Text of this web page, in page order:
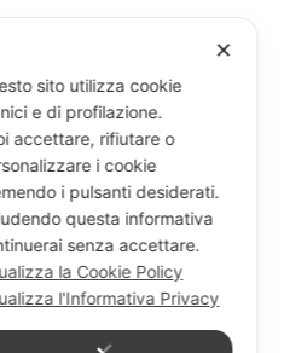
32 Centergross) -
(BO) - Italy
8651711
✕
sito utilizza cookie
e di profilazione.
accettare, rifiutare o
i cookie
i pulsanti desiderati.
questa informativa
senza accettare.
la Cookie Policy
l'Informativa Privacy